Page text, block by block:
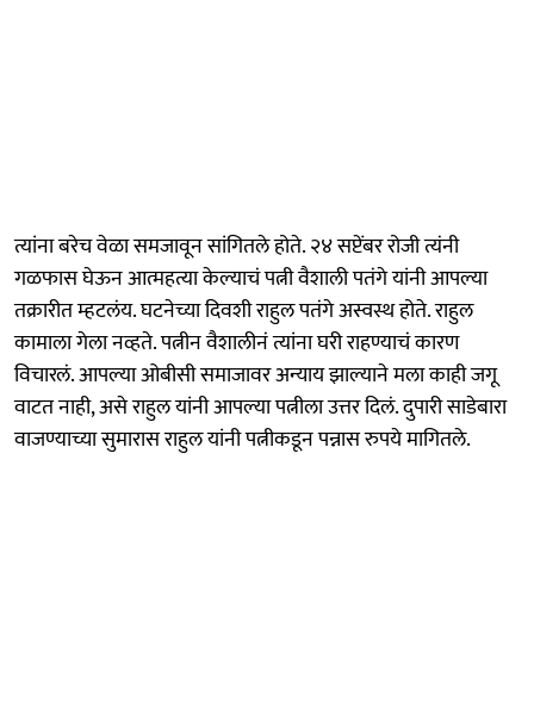
त्यांना बरेच वेळा समजावून सांगितले होते. २४ सप्टेंबर रोजी त्यंनी
गळफास घेऊन आत्महत्या केल्याचं पत्नी वैशाली पतंगे यांनी आपल्या
तक्रारीत म्हटलंय. घटनेच्या दिवशी राहुल पतंगे अस्वस्थ होते. राहुल
कामाला गेला नव्हते. पत्नीन वैशालीनं त्यांना घरी राहण्याचं कारण
विचारलं. आपल्या ओबीसी समाजावर अन्याय झाल्याने मला काही जगू
वाटत नाही, असे राहुल यांनी आपल्या पत्नीला उत्तर दिलं. दुपारी साडेबारा
वाजण्याच्या सुमारास राहुल यांनी पत्नीकडून पन्नास रुपये मागितले.